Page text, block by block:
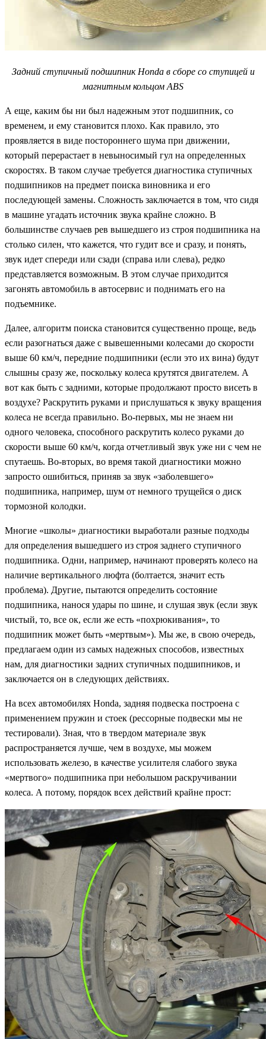
Задний ступичный подшипник Honda в сборе со ступицей и
магнитным кольцом ABS
А еще, каким бы ни был надежным этот подшипник, со
временем, и ему становится плохо. Как правило, это
проявляется в виде постороннего шума при движении,
который перерастает в невыносимый гул на определенных
скоростях. В таком случае требуется диагностика ступичных
подшипников на предмет поиска виновника и его
последующей замены. Сложность заключается в том, что сидя
в машине угадать источник звука крайне сложно. В
большинстве случаев рев вышедшего из строя подшипника на
столько силен, что кажется, что гудит все и сразу, и понять,
звук идет спереди или сзади (справа или слева), редко
представляется возможным. В этом случае приходится
загонять автомобиль в автосервис и поднимать его на
подъемнике.
Далее, алгоритм поиска становится существенно проще, ведь
если разогнаться даже с вывешенными колесами до скорости
выше 60 км/ч, передние подшипники (если это их вина) будут
слышны сразу же, поскольку колеса крутятся двигателем. А
вот как быть с задними, которые продолжают просто висеть в
воздухе? Раскрутить руками и прислушаться к звуку вращения
колеса не всегда правильно. Во-первых, мы не знаем ни
одного человека, способного раскрутить колесо руками до
скорости выше 60 км/ч, когда отчетливый звук уже ни с чем не
спутаешь. Во-вторых, во время такой диагностики можно
запросто ошибиться, приняв за звук «заболевшего»
подшипника, например, шум от немного трущейся о диск
тормозной колодки.
Многие «школы» диагностики выработали разные подходы
для определения вышедшего из строя заднего ступичного
подшипника. Одни, например, начинают проверять колесо на
наличие вертикального люфта (болтается, значит есть
проблема). Другие, пытаются определить состояние
подшипника, нанося удары по шине, и слушая звук (если звук
чистый, то, все ок, если же есть «похрюкивания», то
подшипник может быть «мертвым»). Мы же, в свою очередь,
предлагаем один из самых надежных способов, известных
нам, для диагностики задних ступичных подшипников, и
заключается он в следующих действиях.
На всех автомобилях Honda, задняя подвеска построена с
применением пружин и стоек (рессорные подвески мы не
тестировали). Зная, что в твердом материале звук
распространяется лучше, чем в воздухе, мы можем
использовать железо, в качестве усилителя слабого звука
«мертвого» подшипника при небольшом раскручивании
колеса. А потому, порядок всех действий крайне прост: